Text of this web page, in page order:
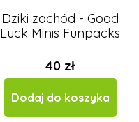
Dziki zachód - Good
Luck Minis Funpacks
40 zł
Dodaj do koszyka